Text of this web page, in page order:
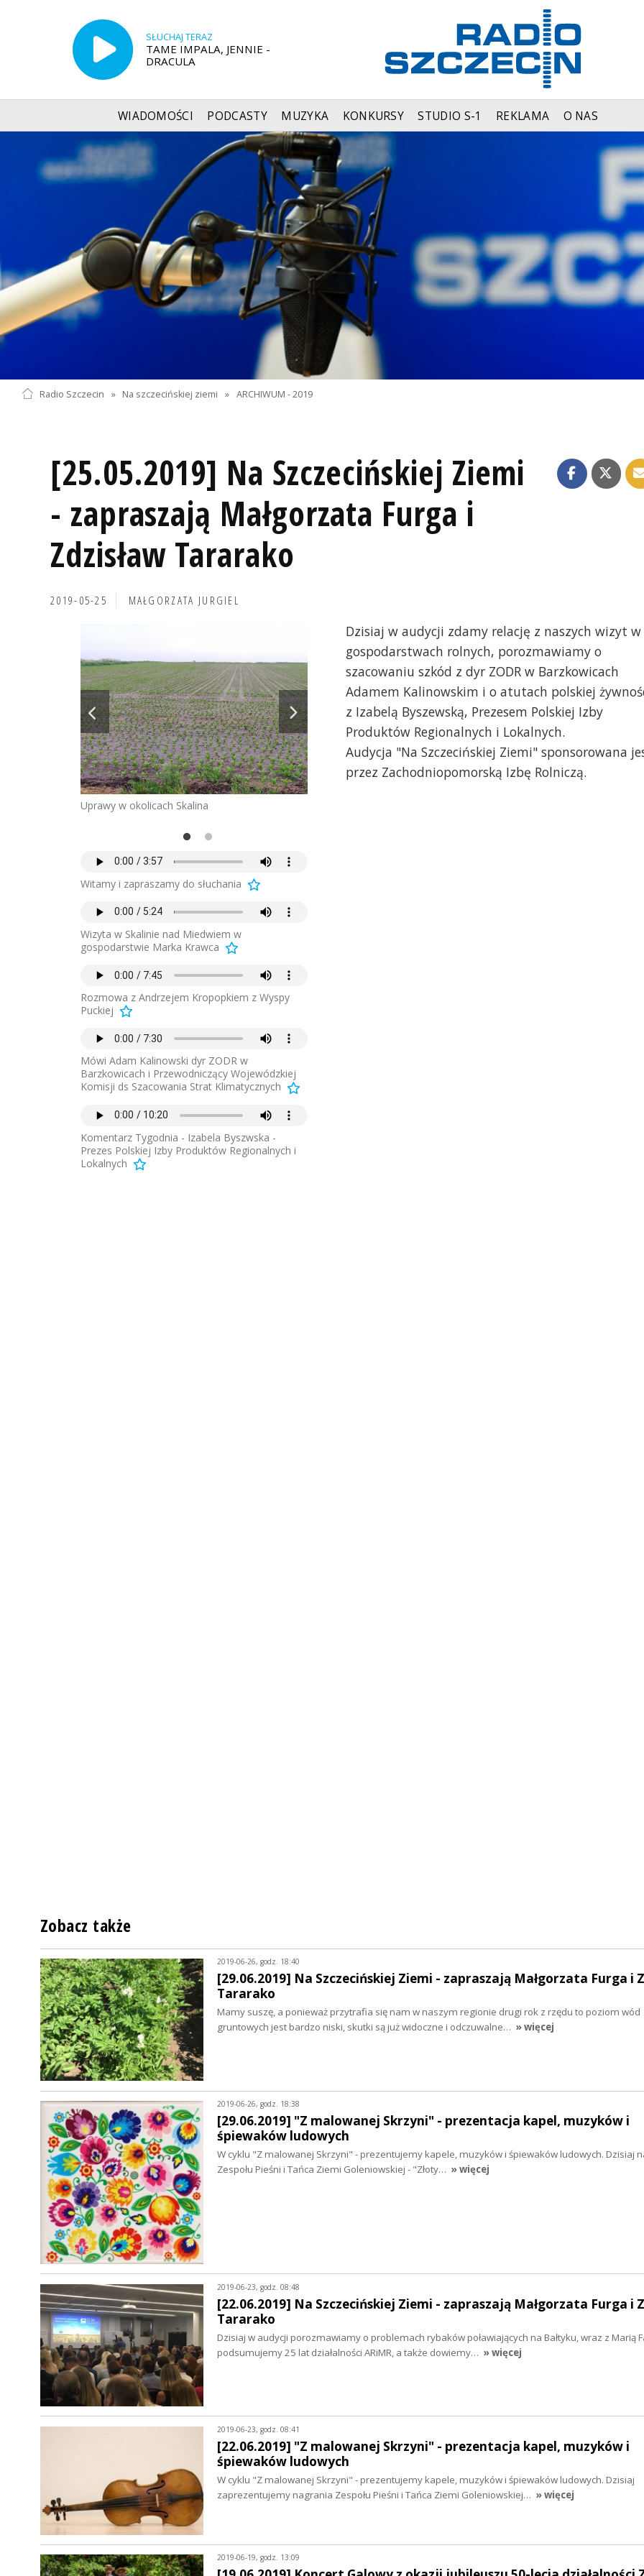
SŁUCHAJ TERAZ
TAME IMPALA, JENNIE -
DRACULA
WIADOMOŚCI PODCASTY MUZYKA KONKURSY STUDIO S-1 REKLAMA O NAS
Radio Szczecin » Na szczecińskiej ziemi » ARCHIWUM - 2019
[25.05.2019] Na Szczecińskiej Ziemi
- zapraszają Małgorzata Furga i
Zdzisław Tararako
2019-05-25 MAŁGORZATA JURGIEL
Uprawy w okolicach Skalina
Witamy i zapraszamy do słuchania
Wizyta w Skalinie nad Miedwiem w
gospodarstwie Marka Krawca
Rozmowa z Andrzejem Kropopkiem z Wyspy
Puckiej
Mówi Adam Kalinowski dyr ZODR w
Barzkowicach i Przewodniczący Wojewódzkiej
Komisji ds Szacowania Strat Klimatycznych
Komentarz Tygodnia - Izabela Byszwska -
Prezes Polskiej Izby Produktów Regionalnych i
Lokalnych
Dzisiaj w audycji zdamy relację z naszych wizyt w
gospodarstwach rolnych, porozmawiamy o
szacowaniu szkód z dyr ZODR w Barzkowicach
Adamem Kalinowskim i o atutach polskiej
z Izabelą Byszewską, Prezesem Polskiej Izby
Produktów Regionalnych i Lokalnych.
Audycja "Na Szczecińskiej Ziemi" sponsorowana
przez Zachodniopomorską Izbę Rolniczą.
Zobacz także
2019-06-26, godz. 18:40
[29.06.2019] Na Szczecińskiej Ziemi - zapraszają Małgorzata Furga i
Tararako
Mamy suszę, a ponieważ przytrafia się nam w naszym regionie drugi rok z rzędu to poziom wód
gruntowych jest bardzo niski, skutki są już widoczne i odczuwalne… » więcej
2019-06-26, godz. 18:38
[29.06.2019] "Z malowanej Skrzyni" - prezentacja kapel, muzyków i
śpiewaków ludowych
W cyklu "Z malowanej Skrzyni" - prezentujemy kapele, muzyków i śpiewaków ludowych. Dzisiaj
Zespołu Pieśni i Tańca Ziemi Goleniowskiej - "Złoty… » więcej
2019-06-23, godz. 08:48
[22.06.2019] Na Szczecińskiej Ziemi - zapraszają Małgorzata Furga i
Tararako
Dzisiaj w audycji porozmawiamy o problemach rybaków poławiających na Bałtyku, wraz z Marią
podsumujemy 25 lat działalności ARiMR, a także dowiemy… » więcej
2019-06-23, godz. 08:41
[22.06.2019] "Z malowanej Skrzyni" - prezentacja kapel, muzyków i
śpiewaków ludowych
W cyklu "Z malowanej Skrzyni" - prezentujemy kapele, muzyków i śpiewaków ludowych. Dzisiaj
zaprezentujemy nagrania Zespołu Pieśni i Tańca Ziemi Goleniowskiej… » więcej
2019-06-19, godz. 13:09